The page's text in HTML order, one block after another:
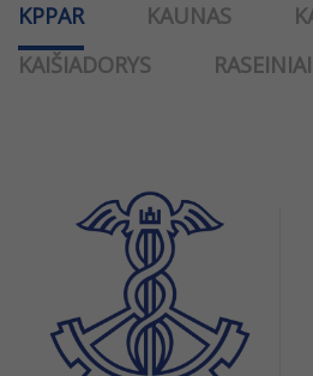
KPPAR KAUNAS
KAIŠIADORYS
RASEINIAI